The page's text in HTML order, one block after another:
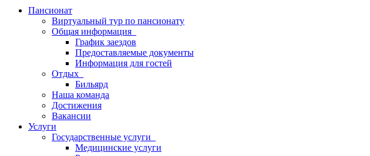
Пансионат
Виртуальный тур по пансионату
Общая информация
График заездов
Предоставляемые документы
Информация для гостей
Отдых
Бильярд
Наша команда
Достижения
Вакансии
Услуги
Государственные услуги
Медицинские услуги